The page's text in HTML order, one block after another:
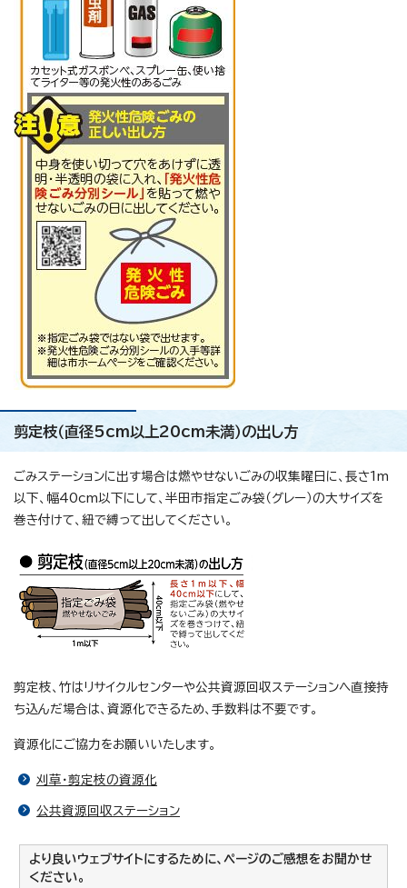
剪定枝（直径5cm以上20cm未満）の出し方
ごみステーションに出す場合は燃やせないごみの収集曜日に、長さ1m
以下、幅40cm以下にして、半田市指定ごみ袋（グレー）の大サイズを
巻き付けて、紐で縛って出してください。
剪定枝、竹はリサイクルセンターや公共資源回収ステーションへ直接持
ち込んだ場合は、資源化できるため、手数料は不要です。
資源化にご協力をお願いいたします。
刈草・剪定枝の資源化
公共資源回収ステーション
より良いウェブサイトにするために、ページのご感想をお聞かせ
ください。